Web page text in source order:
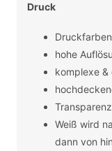
Druck
hohe
komplexe
Weiß wird
dann von